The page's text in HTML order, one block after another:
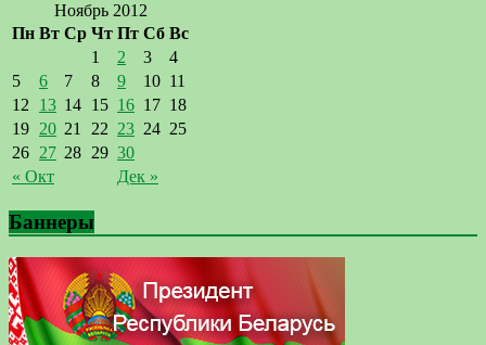
Ноябрь 2012
Пн Вт Ср Чт Пт Сб Вс
« Окт Дек »
1 2 3
4
5
6 7 8 9 10 11
12 13 14 15 16 17 18
19 20 21 22 23 24 25
26 27 28 29 30
Баннеры